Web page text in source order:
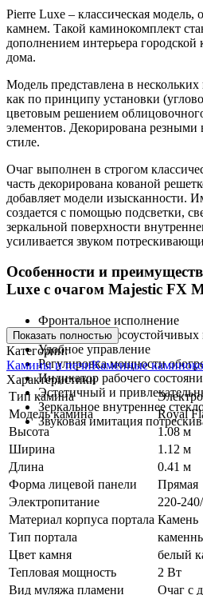
Pierre Luxe – классическая
камнем. Такой каминокомплект
дополнением интерьера городской
дома.
Модель представлена в
как по принципу установки
цветовым решением
элементов. Декорирована резными
стиле.
Очаг выполнен в строгом
часть декорирована кованой
добавляет модели изысканности.
создается с помощью подсветки,
зеркальной поверхности
усиливается звуком
Особенности и
Luxe с очагом Majestic FX
Фронтальное исполнение
Портал из износоустойчивых
Удобное управление
Регулировка мощности
Индикатор рабочего
Эстетичный и
Зеркальное внутреннее
Звуковая имитация
Показать полностью
Категории:
Камины и печиКаменные
Характеристики
Тип камина
Модель камина
Royal
Высота
1.08 м
Ширина
1.12 м
Длина
0.41 м
Форма лицевой панели
Прямая
Электропитание
220-
Материал корпуса портала Камень
Тип портала
Цвет камня
белый
Тепловая мощность
2 Вт
Вид муляжа пламени
Очаг с